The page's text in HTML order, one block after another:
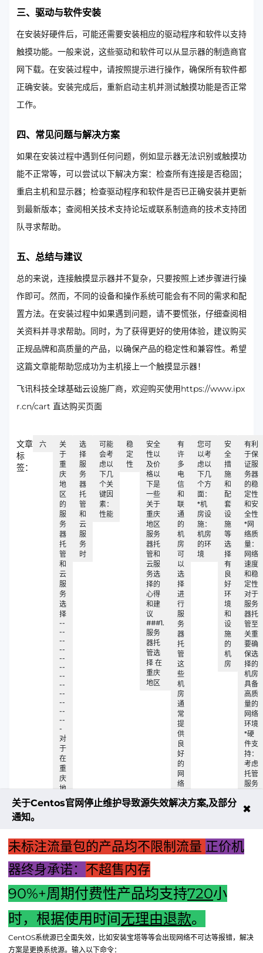
三、驱动与软件安装
在安装好硬件后，可能还需要安装相应的驱动程序和软件以支持
触摸功能。一般来说，这些驱动和软件可以从显示器的制造商官
网下载。在安装过程中，请按照提示进行操作，确保所有软件都
正确安装。安装完成后，重新启动主机并测试触摸功能是否正常
工作。
四、常见问题与解决方案
如果在安装过程中遇到任何问题，例如显示器无法识别或触摸功
能不正常等，可以尝试以下解决方案：检查所有连接是否稳固；
重启主机和显示器；检查驱动程序和软件是否已正确安装并更新
到最新版本；查阅相关技术支持论坛或联系制造商的技术支持团
队寻求帮助。
五、总结与建议
总的来说，连接触摸显示器并不复杂，只要按照上述步骤进行操
作即可。然而，不同的设备和操作系统可能会有不同的需求和配
置方法。在安装过程中如果遇到问题，请不要慌张，仔细查阅相
关资料并寻求帮助。同时，为了获得更好的使用体验，建议购买
正规品牌和高质量的产品，以确保产品的稳定性和兼容性。希望
这篇文章能帮助您成功为主机接上一个触摸显示器！
飞讯科技全球基础云设施厂商，欢迎购买使用https://www.ipx
r.cn/cart 直达购买页面
文章
标
签：
六
关
于
重
庆
地
区
的
服
务
器
托
管
和
云
服
务
选
择
--
--
--
--
--
--
--
--
--
--
--
--
-
对
于
在
重
庆
地
区
的
来
说
选
择
服
务
器
托
管
和
云
服
务
时
可能
会考
虑以
下几
个关
键因
素：
性能
稳
定
性
安全
性以
及价
格以
下是
一些
关于
重庆
地区
服务
器托
管和
云服
务选
择的
心得
和建
议
###1.
服务
器托
管选
择 在
重庆
地区
有
许
多
电
信
和
联
通
的
机
房
可
以
选
择
进
行
服
务
器
托
管
这
些
机
房
通
常
提
供
良
好
的
网
络
境
支
持
择
时
您可
以考
虑以
下几
个方
面：
*机
房设
施：
机房
的环
境
安
全
措
施
和
配
套
设
施
等
选
择
有
良
好
环
境
和
设
施
的
机
房
有利
于保
证服
务器
的稳
定性
和安
全性
*网
络质
量：
网络
速度
和稳
定性
对于
服务
器托
管至
关重
要确
保选
择的
机房
具备
高质
量的
网络
环境
*硬
件支
持：
考虑
托管
服务
硬件
配置
上一篇："手把手教你：为电脑主机添加触摸显示器"
下一篇："主机前置插口耳机无声：麦克风失灵的解决指南"
关于Centos官网停止维护导致源失效解决方案,及部分
通知。
✖
未标注流量包的产品均不限制流量 正价机
器终身承诺： 不超售内存
90%+周期付费性产品均支持720小
时，根据使用时间无理由退款。
CentOS系统源已全面失效，比如安装宝塔等等会出现网络不可达等报错，解决
方案是更换系统源。输入以下命令：